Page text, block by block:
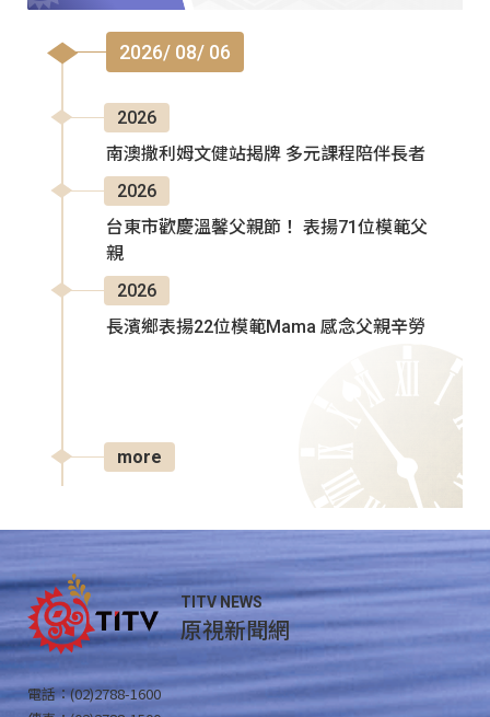
2026/ 08/ 06
2026
南澳撒利姆文健站揭牌 多元課程陪伴長者
2026
台東市歡慶溫馨父親節！ 表揚71位模範父
親
2026
長濱鄉表揚22位模範Mama 感念父親辛勞
more
TITV NEWS
原視新聞網
電話：(02)2788-1600